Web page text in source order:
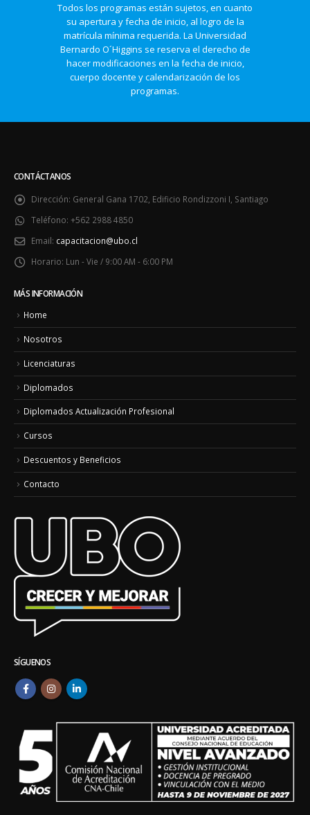
Todos los programas están sujetos, en cuanto
su apertura y fecha de inicio, al logro de la
matrícula mínima requerida. La Universidad
Bernardo O´Higgins se reserva el derecho de
hacer modificaciones en la fecha de inicio,
cuerpo docente y calendarización de los
programas.
CONTÁCTANOS
Dirección: General Gana 1702, Edificio Rondizzoni I, Santiago
Teléfono: +562 2988 4850
Email: capacitacion@ubo.cl
Horario: Lun - Vie / 9:00 AM - 6:00 PM
MÁS INFORMACIÓN
Home
Nosotros
Licenciaturas
Diplomados
Diplomados Actualización Profesional
Cursos
Descuentos y Beneficios
Contacto
SÍGUENOS